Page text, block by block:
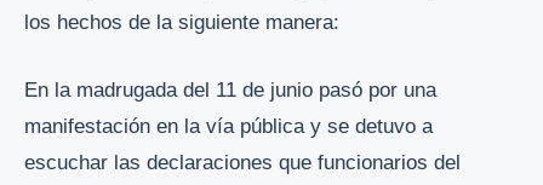
los hechos de la siguiente manera:
En la madrugada del 11 de junio pasó por una
manifestación en la vía pública y se detuvo a
escuchar las declaraciones que funcionarios del